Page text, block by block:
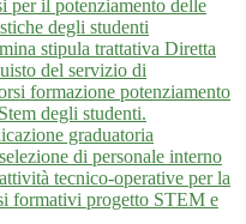
per il potenziamento delle
degli studenti
stipula trattativa Diretta
del servizio di
formazione potenziamento
degli studenti.
graduatoria
di personale interno
tecnico-operative per la
formativi progetto STEM e